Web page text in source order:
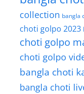
collection bangla
choti golpo 2023
choti golpo
choti golpo
bangla choti
bangla choti